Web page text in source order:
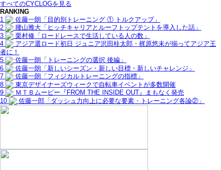
すべてのCYCLOGを見る
RANKING
1
佐藤一朗「目的別トレーニング ① トルクアップ」
2
腰山雅大「ヒッチキャリアとルーフトップテントを導入した話」
3
栗村修「ロードレースで生活している人の数」
4
アジア選ロード初日 ジュニア沢田桂太郎・梶原悠未が揃ってアジア王
者に！
5
佐藤一朗「トレーニングの選択 後編」
6
佐藤一朗「新しいシーズン・新しい目標・新しいチャレンジ」
7
佐藤一朗「フィジカルトレーニングの指標」
8
東京デザイナーズウィークで自転車イベントが多数開催
9
ＭＴＢムービー『FROM THE INSIDE OUT』まもなく発売
10
佐藤一郎「ダッシュ力向上に必要な要素・トレーニング各論②」